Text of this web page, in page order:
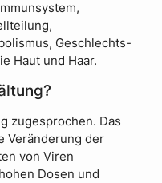
Geschlechts-
Haut und Haar.
zugesprochen. Das
Veränderung der
von Viren
Dosen und